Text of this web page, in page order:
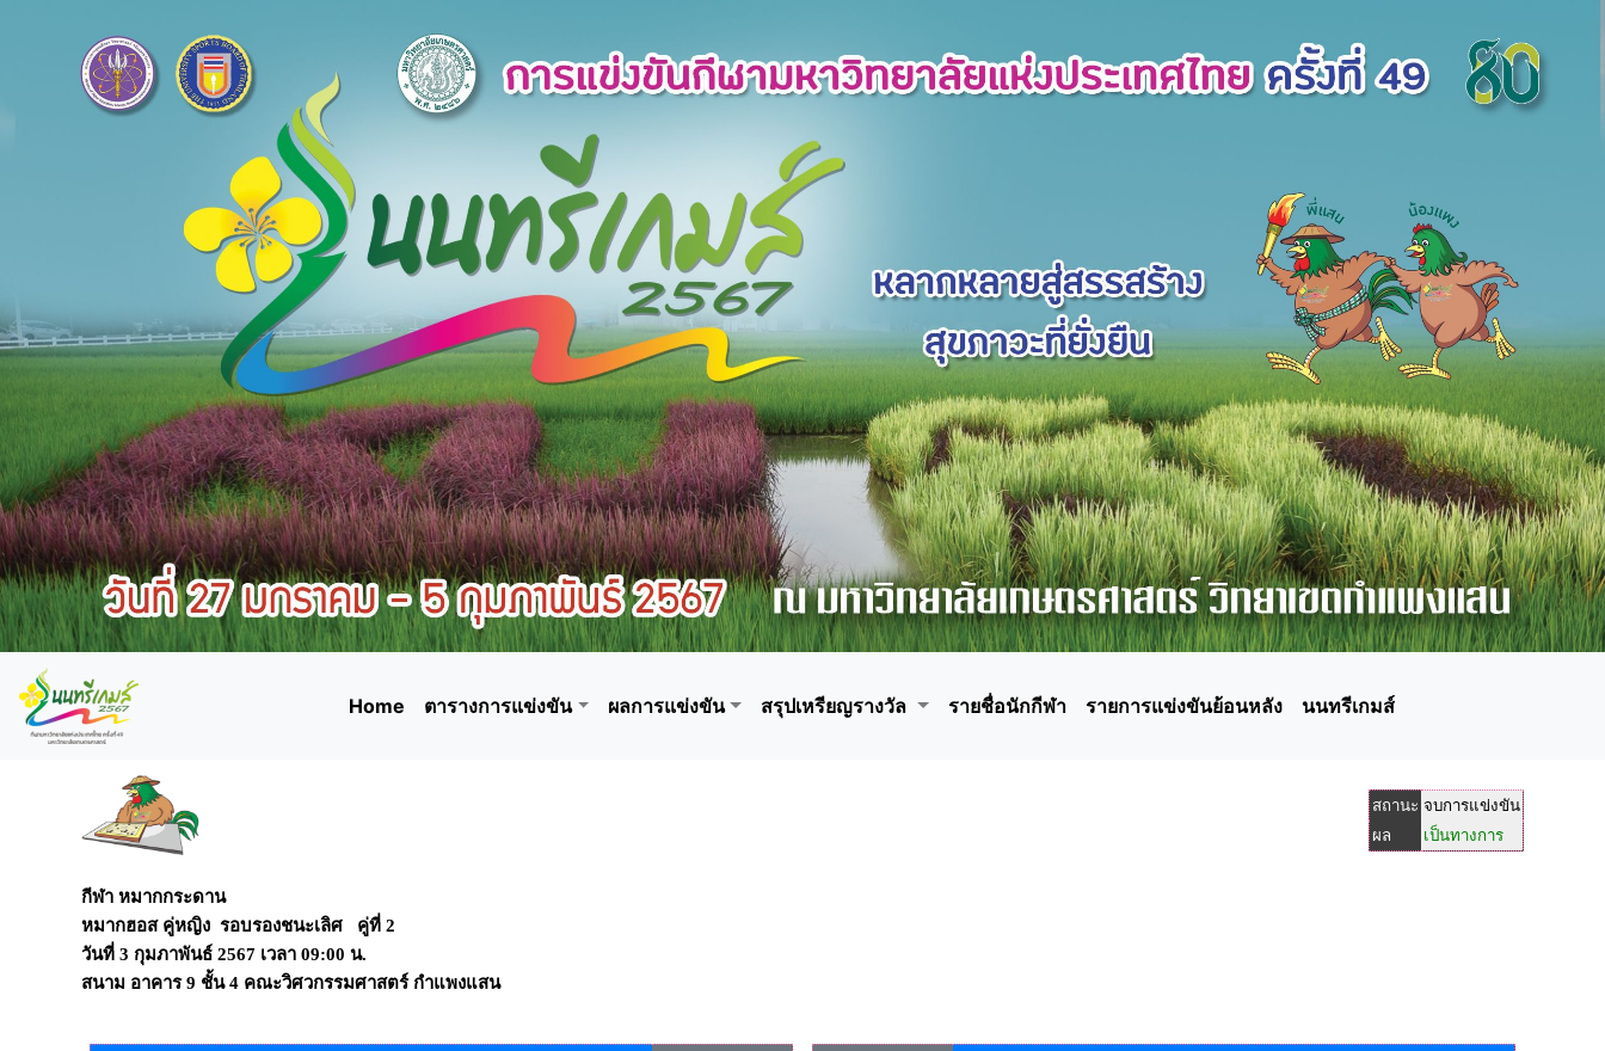
Home ตารางการแข่งขัน ผลการแข่งขัน สรุปเหรียญรางวัล รายชื่อนักกีฬา รายการแข่งขันย้อนหลัง นนทรีเกมส์
สถานะ จบการแข่งขัน
ผล
เป็นทางการ
กีฬา หมากกระดาน
หมากฮอส คู่หญิง รอบรองชนะเลิศ คู่ที่ 2
วันที่ 3 กุมภาพันธ์ 2567 เวลา 09:00 น.
สนาม อาคาร 9 ชั้น 4 คณะวิศวกรรมศาสตร์ กำแพงแสน